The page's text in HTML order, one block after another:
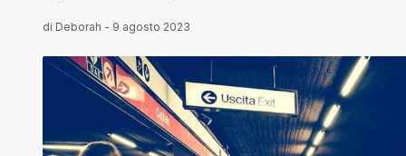
di Deborah - 9 agosto 2023